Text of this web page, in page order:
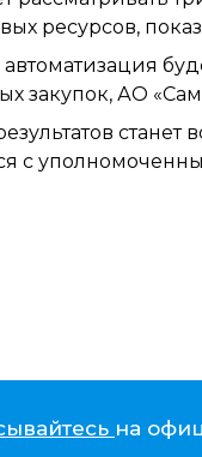
ресурсов,
закупок, АО
с
на